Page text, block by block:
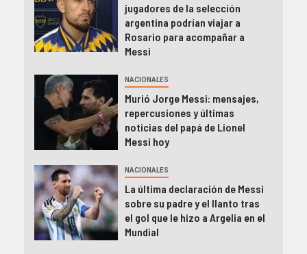
jugadores de la selección
argentina podrían viajar a
Rosario para acompañar a
Messi
NACIONALES
Murió Jorge Messi: mensajes,
repercusiones y últimas
noticias del papá de Lionel
Messi hoy
NACIONALES
La última declaración de Messi
sobre su padre y el llanto tras
el gol que le hizo a Argelia en el
Mundial